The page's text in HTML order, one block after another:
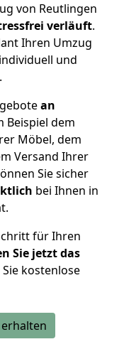
von Reutlingen
verläuft.
Ihren Umzug
und
an
Beispiel dem
Möbel, dem
Versand Ihrer
Sie sicher
bei Ihnen in
für Ihren
Sie jetzt das
kostenlose